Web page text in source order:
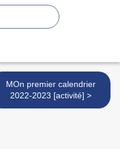
MOn premier calendrier
2022-2023 [activité] >